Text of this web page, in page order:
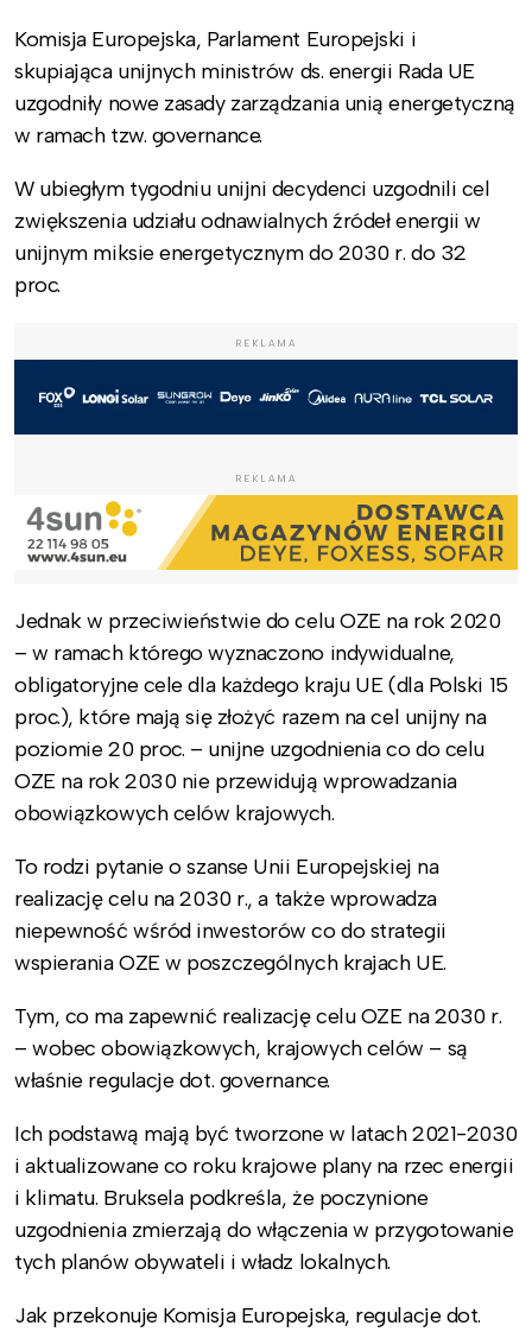
Komisja Europejska, Parlament Europejski i
skupiająca unijnych ministrów ds. energii Rada UE
uzgodniły nowe zasady zarządzania unią energetyczną
w ramach tzw. governance.
W ubiegłym tygodniu unijni decydenci uzgodnili cel
zwiększenia udziału odnawialnych źródeł energii w
unijnym miksie energetycznym do 2030 r. do 32
proc.
REKLAMA
REKLAMA
Jednak w przeciwieństwie do celu OZE na rok 2020
– w ramach którego wyznaczono indywidualne,
obligatoryjne cele dla każdego kraju UE (dla Polski 15
proc.), które mają się złożyć razem na cel unijny na
poziomie 20 proc. – unijne uzgodnienia co do celu
OZE na rok 2030 nie przewidują wprowadzania
obowiązkowych celów krajowych.
To rodzi pytanie o szanse Unii Europejskiej na
realizację celu na 2030 r., a także wprowadza
niepewność wśród inwestorów co do strategii
wspierania OZE w poszczególnych krajach UE.
Tym, co ma zapewnić realizację celu OZE na 2030 r.
– wobec obowiązkowych, krajowych celów – są
właśnie regulacje dot. governance.
Ich podstawą mają być tworzone w latach 2021-2030
i aktualizowane co roku krajowe plany na rzec energii
i klimatu. Bruksela podkreśla, że poczynione
uzgodnienia zmierzają do włączenia w przygotowanie
tych planów obywateli i władz lokalnych.
Jak przekonuje Komisja Europejska, regulacje dot.